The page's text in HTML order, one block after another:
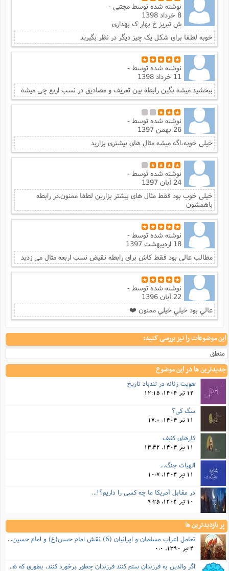
نوشته شده توسطمجتبی -
8 خرداد 1398
ش تبریز خ بهار ک بهداری
خوبه لطفا برای شکل یک چیز دیگر در نظر بگیرید
نوشته شده توسط-
11 خرداد 1398
ببخشید میشه بگین رابطه بین تعریف و مصادیق در نسب اربع چی میشه
نوشته شده توسط-
26 بهمن 1397
خیلی خوبه،اگه میشه مثال های بیشتری بزارید
نوشته شده توسط-
24 آبان 1397
خیلی خوب بود فقط مثال های بیشتر بزارین لطفا ممنون.در رابطه
باهمشون
نوشته شده توسط-
18 اردیبهشت 1397
مطالب عالی بود فقط کاش برای رابطه نقیض نسب اربعه مثال می زدید
نوشته شده توسط-
22 آبان 1396
عالي بود خيلي خيلي ممنون ❤️
این موضوعات را نیز بررسی کنید:
منطق
جدیدترین ها در این موضوع
هویت زنانه در تندباد تاریخ
12 تیر 1404, 12:15
سگ کی؟
11 تیر 1404, 17:0
کارهای کثیف
11 تیر 1404, 13:42
الهیات جنگ...
11 تیر 1404, 10:7
در مقابل آمریکا ما چه کسی را داریم؟!...
10 تیر 1404, 9:25
پر بازدیدترین ها
تعامل اعراب مسلمان و ایرانیان (6) نقش امام حسن(ع) و امام حسین(ع) در فتح ایران
4 تیر 1390, 0:0
اگر والدین به فرزندان ستم کنند فرزندان چطور برخورد کنند، بطوری که هم موجب ناراحتی آنها نشود و هم بتوانند آنها را امر به معروف و نهی از منکر کنند، و اگر نصیحت تأثیر نداشت چطور باید با آنها برخورد کرد؟